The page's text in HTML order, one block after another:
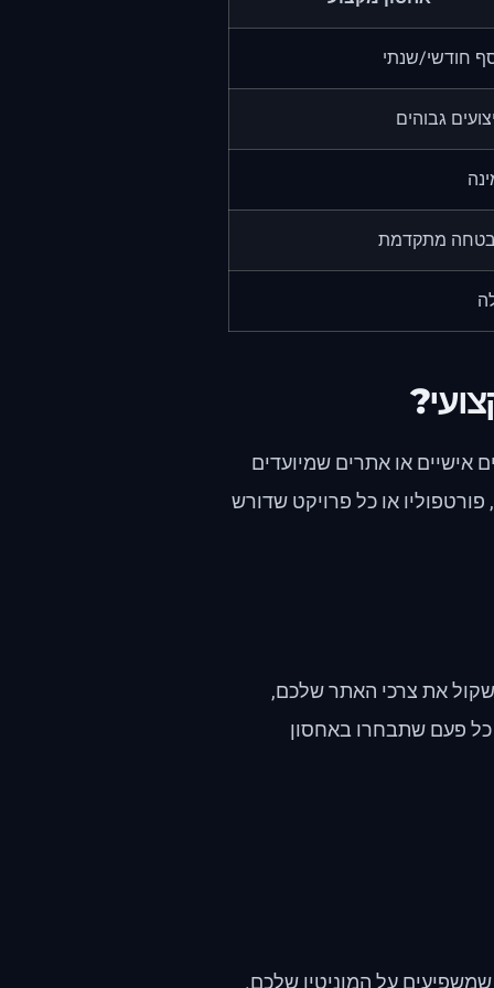
חודשי/שנתי
גבוהים
מתקדמת
אישיים או אתרים שמיועדים
או כל פרויקט שדורש
את צרכי האתר שלכם,
כל פעם שתבחרו באחסון